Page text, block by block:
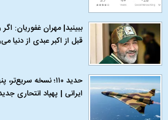
ببینید| مهران غفوریان:
قبل از اکبر عبدی از دنیا
حدید ۱۱۰؛ نسخه
ایرانی | پهپاد انتحاری